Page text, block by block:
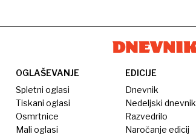
OGLAŠEVANJE
Spletni oglasi
Tiskani oglasi
Osmrtnice
Mali oglasi
EDICIJE
Dnevnik
Nedeljski dnevnik
Razvedrilo
Naročanje edicij